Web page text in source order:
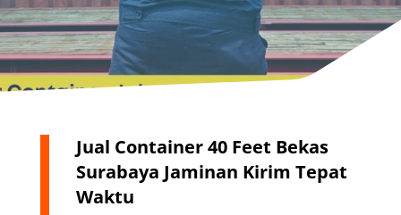
Jual Container 40 Feet Bekas
Surabaya Jaminan Kirim Tepat
Waktu